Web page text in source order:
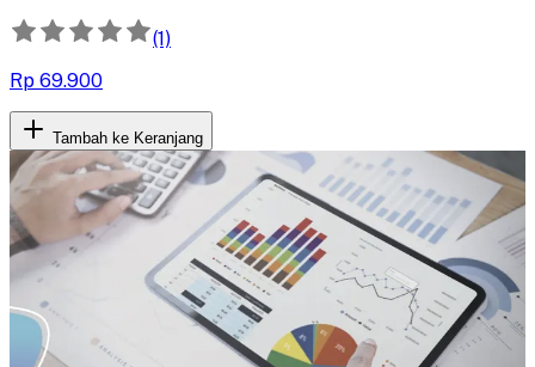
komunikasi efektif untuk mempengaruhi dan
(1)
Rp 69.900
Tambah ke Keranjang